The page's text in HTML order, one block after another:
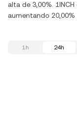
alta de 3,00%.
aumentando
1h 24h